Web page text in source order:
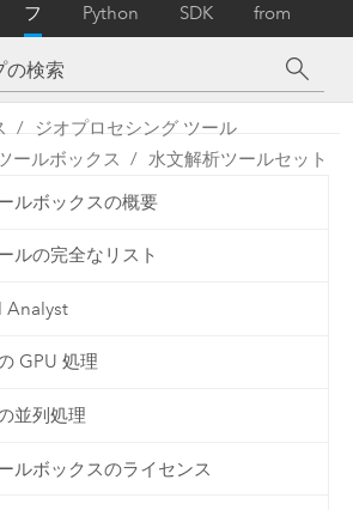
フ
ァ
レ
ン
ス
Python SDK
from
ArcMap
ジオプロセシング ツール
ールボックス
水文解析ツールセット
ルボックスの概要
ルの完全なリスト
Analyst
GPU 処理
並列処理
ルボックスのライセンス